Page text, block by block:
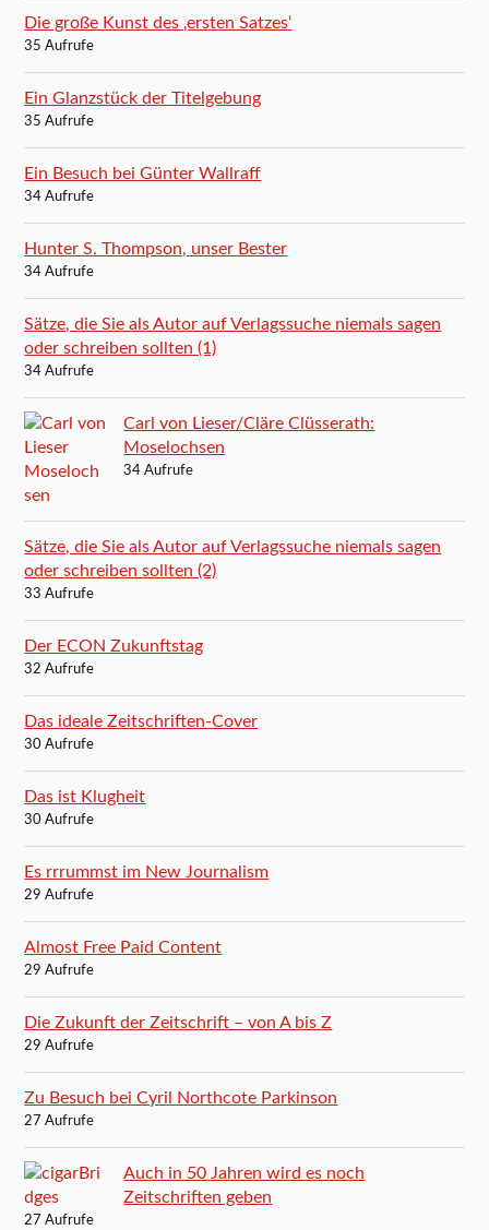
Die große Kunst des ‚ersten Satzes‘
35 Aufrufe
Ein Glanzstück der Titelgebung
35 Aufrufe
Ein Besuch bei Günter Wallraff
34 Aufrufe
Hunter S. Thompson, unser Bester
34 Aufrufe
Sätze, die Sie als Autor auf Verlagssuche niemals sagen
oder schreiben sollten (1)
34 Aufrufe
Carl von Lieser/Cläre Clüsserath:
Moselochsen
34 Aufrufe
Sätze, die Sie als Autor auf Verlagssuche niemals sagen
oder schreiben sollten (2)
33 Aufrufe
Der ECON Zukunftstag
32 Aufrufe
Das ideale Zeitschriften-Cover
30 Aufrufe
Das ist Klugheit
30 Aufrufe
Es rrrummst im New Journalism
29 Aufrufe
Almost Free Paid Content
29 Aufrufe
Die Zukunft der Zeitschrift – von A bis Z
29 Aufrufe
Zu Besuch bei Cyril Northcote Parkinson
27 Aufrufe
Auch in 50 Jahren wird es noch
Zeitschriften geben
27 Aufrufe